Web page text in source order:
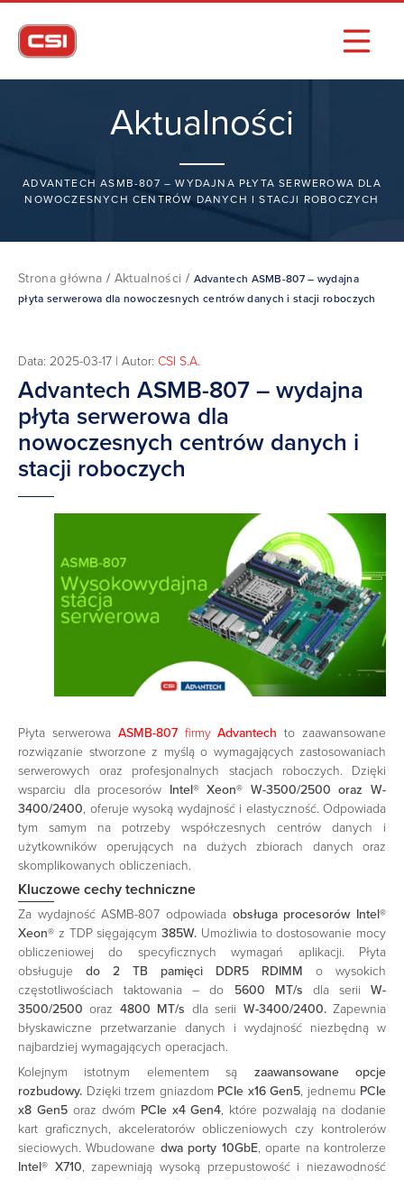
Aktualności
ADVANTECH ASMB-807 – WYDAJNA PŁYTA SERWEROWA DLA
NOWOCZESNYCH CENTRÓW DANYCH I STACJI ROBOCZYCH
Strona główna / Aktualności / Advantech ASMB-807 – wydajna
płyta serwerowa dla nowoczesnych centrów danych i stacji roboczych
Data: 2025-03-17 | Autor: CSI S.A.
Advantech ASMB-807 – wydajna
płyta serwerowa dla
nowoczesnych centrów danych i
stacji roboczych
Płyta serwerowa ASMB-807firmyAdvantech to zaawansowane
rozwiązanie stworzone z myślą o wymagających zastosowaniach
serwerowych oraz profesjonalnych stacjach roboczych. Dzięki
wsparciu dla procesorów Intel® Xeon® W-3500/2500 oraz W-
3400/2400, oferuje wysoką wydajność i elastyczność. Odpowiada
tym samym na potrzeby współczesnych centrów danych i
użytkowników operujących na dużych zbiorach danych oraz
skomplikowanych obliczeniach.
Kluczowe cechy techniczne
Za wydajność ASMB-807 odpowiada obsługa procesorów Intel®
Xeon® z TDP sięgającym 385W. Umożliwia to dostosowanie mocy
obliczeniowej do specyficznych wymagań aplikacji. Płyta
obsługuje do 2 TB pamięci DDR5 RDIMM o wysokich
częstotliwościach taktowania – do 5600 MT/s dla serii W-
3500/2500 oraz 4800 MT/s dla serii W-3400/2400.Zapewnia
błyskawiczne przetwarzanie danych i wydajność niezbędną w
najbardziej wymagających operacjach.
Kolejnym istotnym elementem są zaawansowane opcje
rozbudowy. Dzięki trzem gniazdom PCIe x16 Gen5, jednemu PCIe
x8 Gen5oraz dwóm PCIe x4 Gen4, które pozwalają na dodanie
kart graficznych, akceleratorów obliczeniowych czy kontrolerów
sieciowych. Wbudowane dwa porty 10GbE, oparte na kontrolerze
Intel® X710, zapewniają wysoką przepustowość i niezawodność